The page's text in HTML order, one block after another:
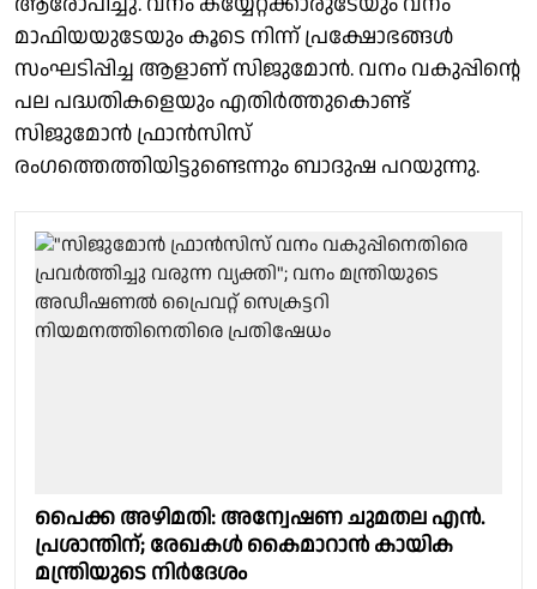
മാഫിയയുടേയും കൂടെ നിന്ന് പ്രക്ഷോഭങ്ങൾ
സംഘടിപ്പിച്ച ആളാണ് സിജുമോൻ. വനം വകുപ്പിൻ്റെ
പല പദ്ധതികളെയും എതിർത്തുകൊണ്ട്
സിജുമോൻ ഫ്രാൻസിസ്
രംഗത്തെത്തിയിട്ടുണ്ടെന്നും ബാദുഷ പറയുന്നു.
പൈക്ക അഴിമതി: അന്വേഷണ ചുമതല എന്‍.
പ്രശാന്തിന്; രേഖകള്‍ കൈമാറാന്‍ കായിക
മന്ത്രിയുടെ നിര്‍ദേശം